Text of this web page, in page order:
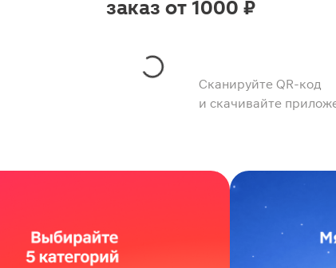
Сканируйте QR-код
и скачивайте
заказ от 1000 ₽